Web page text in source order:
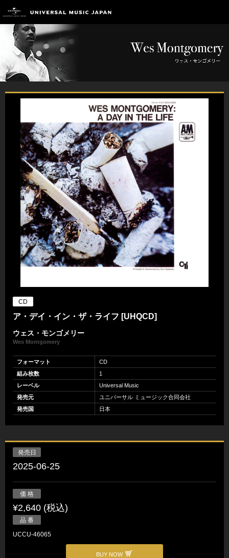
CD
ア・デイ・イン・ザ・ライフ [UHQCD]
ウェス・モンゴメリー
Wes Montgomery
フォーマット
CD
組み枚数
1
レーベル
Universal Music
発売元
ユニバーサル ミュージック合同会社
発売国
日本
発売日
2025-06-25
価 格
¥2,640 (税込)
品 番
UCCU-46065
BUY NOW